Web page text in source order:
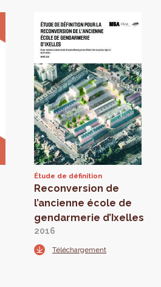
Étude de définition
Reconversion de
l’ancienne école de
gendarmerie d’Ixelles
2016
Téléchargement